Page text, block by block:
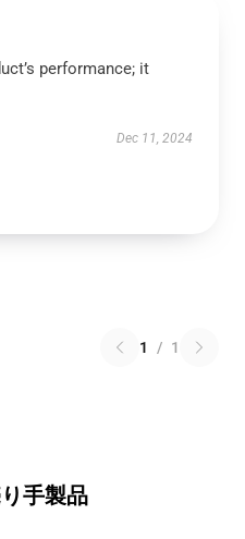
performance; it
Dec 11, 2024
1 / 1
手製品